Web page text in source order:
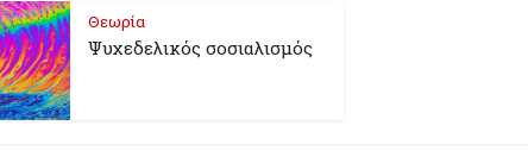
Θεωρία
Ψυχεδελικός σοσιαλισμός